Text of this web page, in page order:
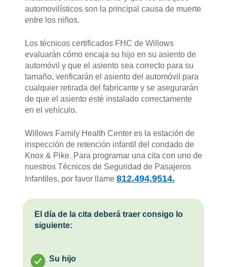
automovilísticos son la principal causa de muerte
entre los niños.
Los técnicos certificados FHC de Willows
evaluarán cómo encaja su hijo en su asiento de
automóvil y que el asiento sea correcto para su
tamaño, verificarán el asiento del automóvil para
cualquier retirada del fabricante y se asegurarán
de que el asiento esté instalado correctamente
en el vehículo.
Willows Family Health Center es la estación de
inspección de retención infantil del condado de
Knox & Pike. Para programar una cita con uno de
nuestros Técnicos de Seguridad de Pasajeros
Infantiles, por favor llame 812.494,9514.
El día de la cita deberá traer consigo lo
siguiente:
Su hijo